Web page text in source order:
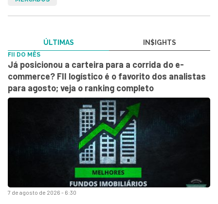
ÚLTIMAS IN$IGHTS
7 de agosto de 2026 - 6:30
FII DO MÊS
Já posicionou a carteira para a corrida do e-
commerce? FII logístico é o favorito dos analistas
para agosto; veja o ranking completo